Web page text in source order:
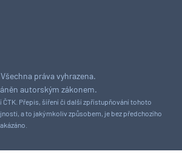
práva vyhrazena.
autorským zákonem.
Přepis, šíření či další zpřístupňování tohoto
a to jakýmkoliv způsobem, je bez předchozího